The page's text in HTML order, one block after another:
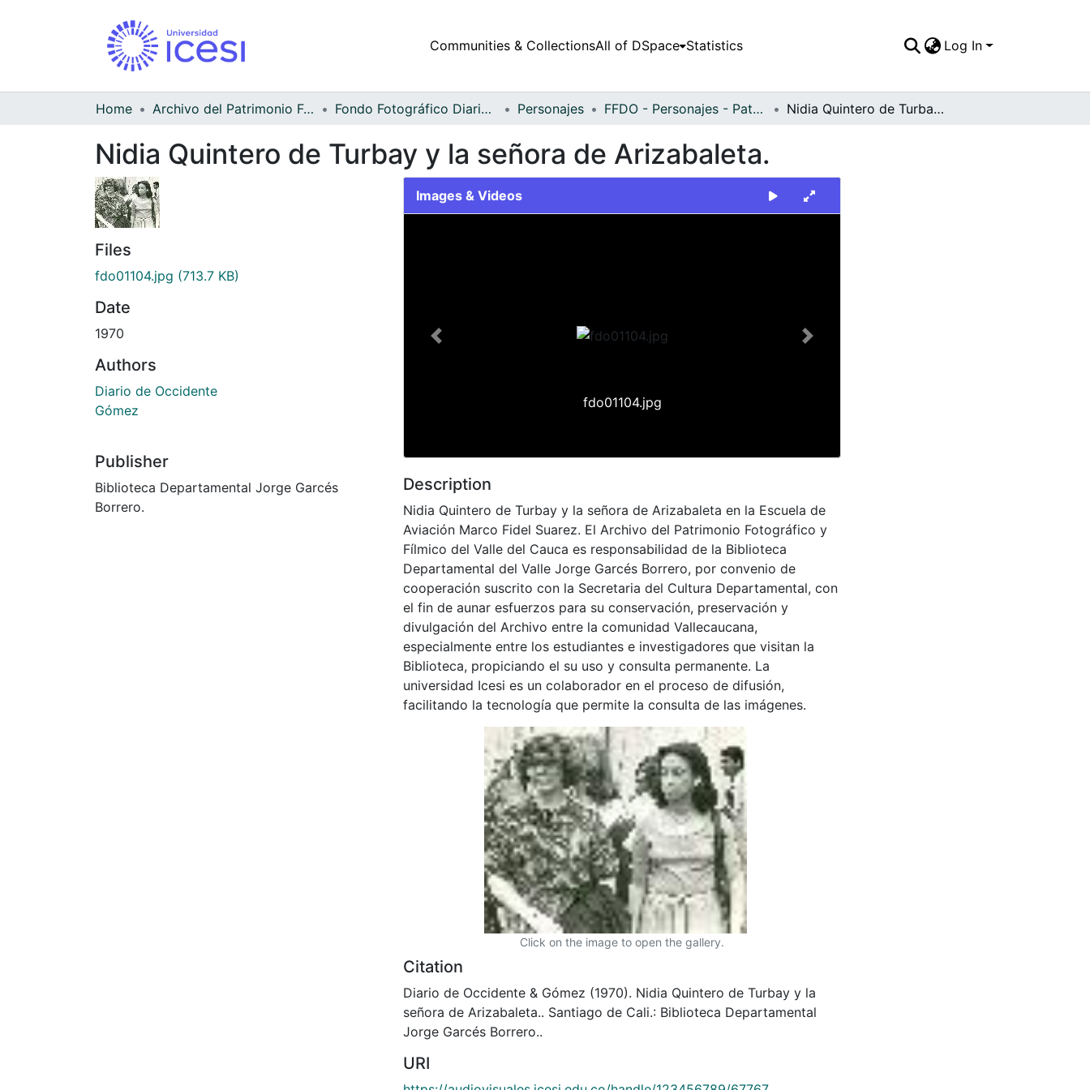
Communities & CollectionsAll of DSpace Statistics Log In
Home Archivo del Patrimonio Fotográfico y Fílmico del Valle del Cauca Fondo Fotográfico Diario Occidente Personajes FFDO - Personajes - Patrimonial Nidia Quintero de Turbay y la señora de Arizabaleta.
Nidia Quintero de Turbay y la señora de Arizabaleta.
Files
fdo01104.jpg (713.7 KB)
Date
1970
Authors
Diario de Occidente
Gómez
Publisher
Biblioteca Departamental Jorge Garcés
Borrero.
Images & Videos
fdo01104.jpg
Previous Next
Description
Nidia Quintero de Turbay y la señora de Arizabaleta en la Escuela de
Aviación Marco Fidel Suarez. El Archivo del Patrimonio Fotográfico y
Fílmico del Valle del Cauca es responsabilidad de la Biblioteca
Departamental del Valle Jorge Garcés Borrero, por convenio de
cooperación suscrito con la Secretaria del Cultura Departamental, con
el fin de aunar esfuerzos para su conservación, preservación y
divulgación del Archivo entre la comunidad Vallecaucana,
especialmente entre los estudiantes e investigadores que visitan la
Biblioteca, propiciando el su uso y consulta permanente. La
universidad Icesi es un colaborador en el proceso de difusión,
facilitando la tecnología que permite la consulta de las imágenes.
Click on the image to open the gallery.
Citation
Diario de Occidente & Gómez (1970). Nidia Quintero de Turbay y la
señora de Arizabaleta.. Santiago de Cali.: Biblioteca Departamental
Jorge Garcés Borrero..
URI